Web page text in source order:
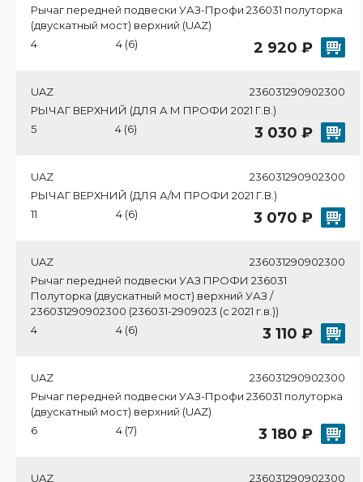
Рычаг передней подвески УАЗ-Профи 236031 полуторка
(двускатный мост) верхний (UAZ)
4
4 (6) 2 920 ₽
UAZ
236031290902300
РЫЧАГ ВЕРХНИЙ (ДЛЯ А М ПРОФИ 2021 Г.В.)
5
4 (6) 3 030 ₽
UAZ
236031290902300
РЫЧАГ ВЕРХНИЙ (ДЛЯ А/М ПРОФИ 2021 Г.В.)
11
4 (6) 3 070 ₽
UAZ
236031290902300
Рычаг передней подвески УАЗ ПРОФИ 236031
Полуторка (двускатный мост) верхний УАЗ /
236031290902300 (236031-2909023 (с 2021 г.в.))
4
4 (6) 3 110 ₽
UAZ
236031290902300
Рычаг передней подвески УАЗ-Профи 236031 полуторка
(двускатный мост) верхний (UAZ)
6
4 (7) 3 180 ₽
UAZ
236031290902300